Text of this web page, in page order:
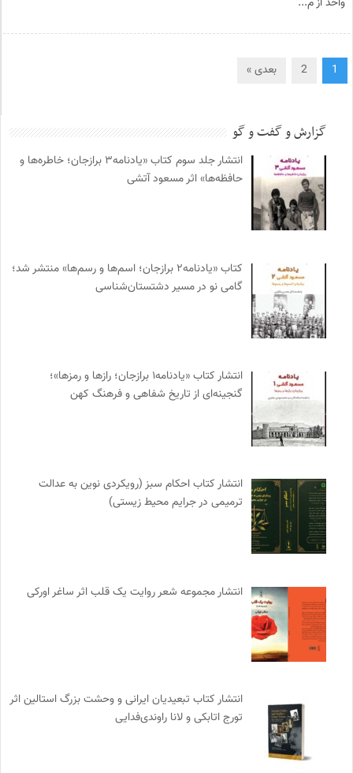
1
2 بعدی »
گزارش و گفت و گو
انتشار جلد سوم کتاب «یادنامه۳ برازجان؛ خاطره‌ها و
حافظه‌ها» اثر مسعود آتشی
کتاب «یادنامه۲ برازجان؛ اسم‌ها و رسم‌ها» منتشر شد؛
گامی نو در مسیر دشتستان‌شناسی
انتشار کتاب «یادنامه۱ برازجان؛ رازها و رمزها»؛
گنجینه‌ای از تاریخ شفاهی و فرهنگ کهن
انتشار کتاب احکام سبز (رویکردی نوین به عدالت
ترمیمی در جرایم محیط‌ زیستی)
انتشار مجموعه شعر روایت یک قلب اثر ساغر اورکی
انتشار کتاب تبعیدیان ایرانی و وحشت بزرگ استالین اثر
تورج اتابکی و لانا راوندی‌فدایی